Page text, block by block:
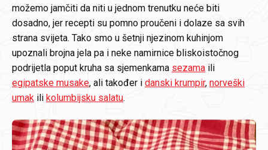
možemo jamčiti da niti u jednom trenutku neće biti
dosadno, jer recepti su pomno proučeni i dolaze sa svih
strana svijeta. Tako smo u šetnji njezinom kuhinjom
upoznali brojna jela pa i neke namirnice bliskoistočnog
podrijetla poput kruha sa sjemenkama sezama ili
egipatske musake, ali također i danski krumpir, norveški
umak ili kolumbijsku salatu.